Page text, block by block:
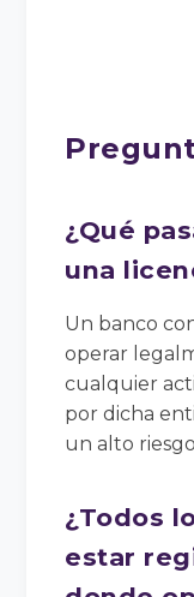
¿Qué
una
Un banco
operar
cualquier
por dicha
un alto
¿Todos
estar